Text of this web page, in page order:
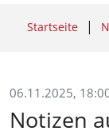
Startseite
06.11.2025,
Notizen